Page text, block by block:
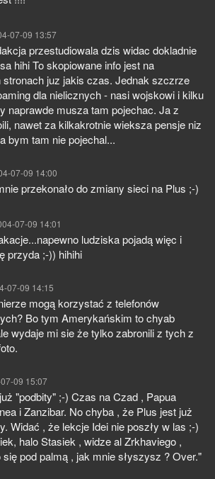
07-09 13:57
przestudiowala dzis widac dokladnie
hihi To skopiowane info jest na
stronach juz jakis czas. Jednak szczrze
dla nielicznych - nasi wojskowi i kilku
naprawde musza tam pojechac. Ja z
nawet za kilkakrotnie wieksza pensje niz
bym tam nie pojechal...
07-09 14:00
przekonało do zmiany sieci na Plus ;-)
07-09 14:01
ludziska pojadą więc i
przyda ;-)) hihihi
07-09 14:15
mogą korzystać z telefonów
Bo tym Amerykańskim to chyab
wydaje mi sie że tylko zabronili z tych z
09 15:07
"podbity" ;-) Czas na Czad , Papua
i Zanzibar. No chyba , że Plus jest już
Widać , że lekcje Idei nie poszły w las ;-)
halo Stasiek , widze al Zrkhaviego ,
się pod palmą , jak mnie słyszysz ? Over."